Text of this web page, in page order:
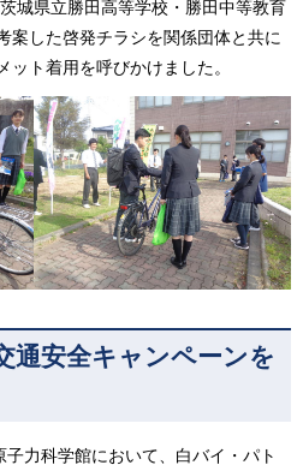
城県立勝田高等学校・勝田中等教育
案した啓発チラシを関係団体と共に
ト着用を呼びかけました。
通安全キャンペーンを
力科学館において、白バイ・パト